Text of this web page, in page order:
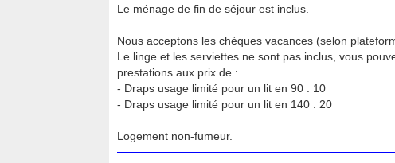
Le ménage de fin de séjour est inclus.
Nous acceptons les chèques vacances (selon
Le linge et les serviettes ne sont pas inclus, vous
prestations aux prix de :
- Draps usage limité pour un lit en 90 : 10 
- Draps usage limité pour un lit en 140 : 20 
Logement non-fumeur.